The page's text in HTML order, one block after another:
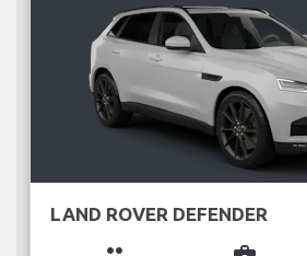
LAND ROVER DEFENDER